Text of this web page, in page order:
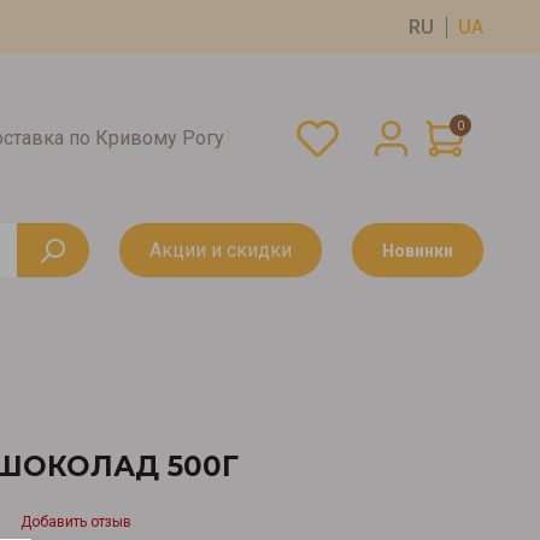
RU UA
по Кривому Рогу
0
Акции и скидки Новинки
500Г
Добавить отзыв